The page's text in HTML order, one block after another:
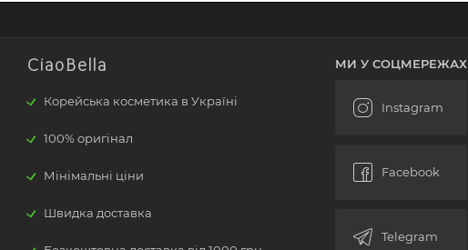
CiaoBella
Корейська косметика в Україні
100% оригінал
Мінімальні ціни
Швидка доставка
МИ У СОЦМЕРЕЖАХ